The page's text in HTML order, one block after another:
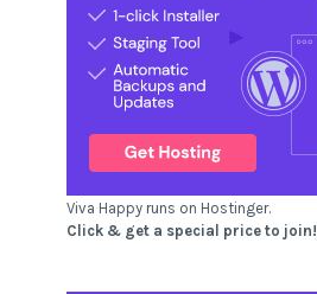
Viva Happy runs on Hostinger.
Click & get a special price to join!